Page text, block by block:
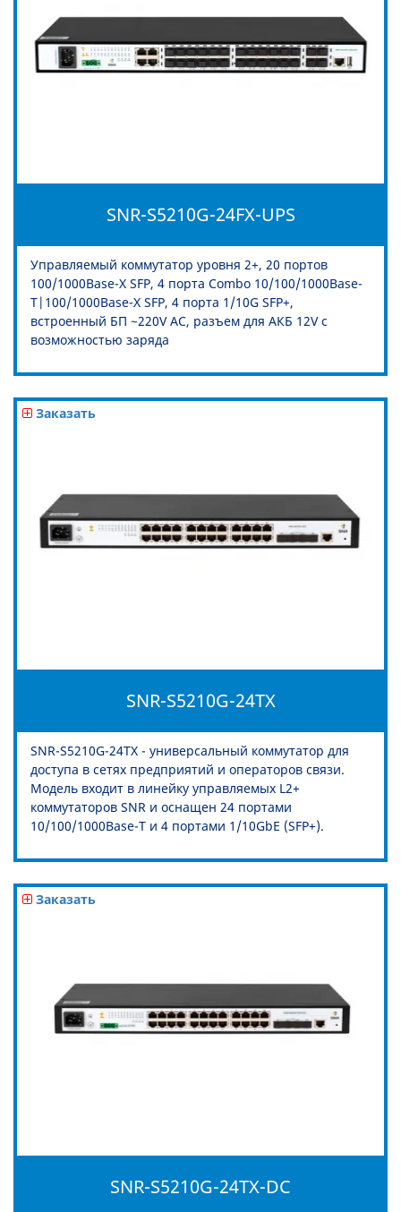
SNR-S5210G-24FX-UPS
Управляемый коммутатор уровня 2+, 20 портов
100/1000Base-X SFP, 4 порта Combo 10/100/1000Base-
T|100/1000Base-X SFP, 4 порта 1/10G SFP+,
встроенный БП ~220V AC, разъем для АКБ 12V с
возможностью заряда
Заказать
SNR-S5210G-24TX
SNR-S5210G-24TX - универсальный коммутатор для
доступа в сетях предприятий и операторов связи.
Модель входит в линейку управляемых L2+
коммутаторов SNR и оснащен 24 портами
10/100/1000Base-T и 4 портами 1/10GbE (SFP+).
Заказать
SNR-S5210G-24TX-DC